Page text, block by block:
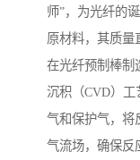
师”，为光纤的
原材料，其质量
在光纤预制棒制
沉积（CVD）工
气和保护气，将
气流场，确保反